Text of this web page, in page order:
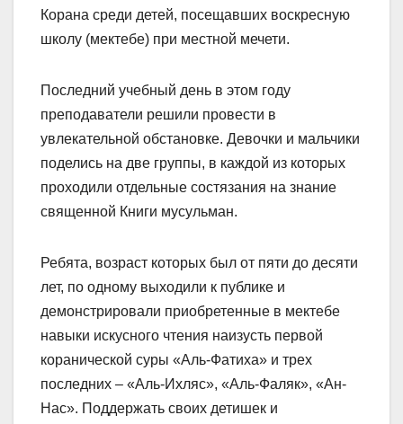
Корана среди детей, посещавших воскресную
школу (мектебе) при местной мечети.
Последний учебный день в этом году
преподаватели решили провести в
увлекательной обстановке. Девочки и мальчики
поделись на две группы, в каждой из которых
проходили отдельные состязания на знание
священной Книги мусульман.
Ребята, возраст которых был от пяти до десяти
лет, по одному выходили к публике и
демонстрировали приобретенные в мектебе
навыки искусного чтения наизусть первой
коранической суры «Аль-Фатиха» и трех
последних – «Аль-Ихляс», «Аль-Фаляк», «Ан-
Нас». Поддержать своих детишек и